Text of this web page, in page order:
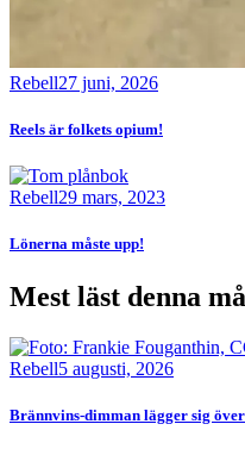
Rebell27 juni, 2026
Reels är folkets opium!
Bild
Rebell29 mars, 2023
Lönerna måste upp!
Mest läst denna
Bild
Rebell5 augusti, 2026
Brännvins-dimman lägger sig